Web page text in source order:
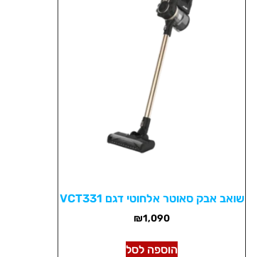
שואב אבק סאוטר אלחוטי דגם VCT331
₪1,090
הוספה לסל